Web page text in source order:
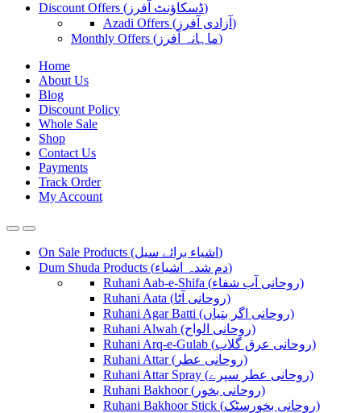
Discount Offers (ڈسکاؤنٹ آفرز)
Azadi Offers (آزادی آفرز)
Monthly Offers (ماہانہ آفرز)
Home
About Us
Blog
Discount Policy
Whole Sale
Shop
Contact Us
Payments
Track Order
My Account
On Sale Products (اشیاء برائے سیل)
Dum Shuda Products (دم شدہ اشیاء)
Ruhani Aab-e-Shifa (روحانی آب شفاء)
Ruhani Aata (روحانی آٹا)
Ruhani Agar Batti (روحانی اگر بتیاں)
Ruhani Alwah (روحانی الواح)
Ruhani Arq-e-Gulab (روحانی عرق گلاب)
Ruhani Attar (روحانی عطر)
Ruhani Attar Spray (روحانی عطر سپرے)
Ruhani Bakhoor (روحانی بخور)
Ruhani Bakhoor Stick (روحانی بخورسٹک)